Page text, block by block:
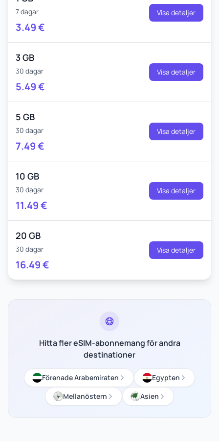
7 dagar
3.49€
Visa detaljer
3 GB
30 dagar
5.49€
Visa detaljer
5 GB
30 dagar
7.49€
Visa detaljer
10 GB
30 dagar
11.49€
Visa detaljer
20 GB
30 dagar
16.49€
Visa detaljer
Hitta fler eSIM-abonnemang för andra
destinationer
Förenade Arabemiraten
Egypten
Mellanöstern
Asien